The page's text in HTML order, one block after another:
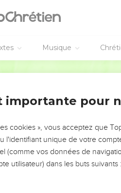
Musique
!
Mais on voit
que ce sont
erreurs
importante pour
cookies », vous acceptez que
l'identifiant unique de votre
(comme vos données de
utilisateur) dans les buts suivants :